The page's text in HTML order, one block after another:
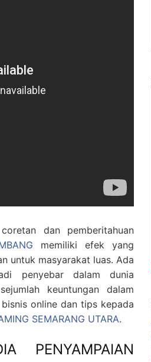
dan pemberitahuan
memiliki efek yang
untuk masyarakat luas. Ada
penyebar dalam dunia
keuntungan dalam
online dan tips kepada
SEMARANG UTARA.
PENYAMPAIAN